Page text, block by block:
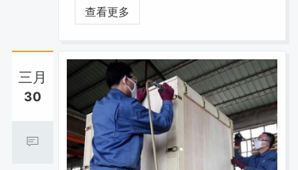
品通过模块化设计可实现100次以上重
复使用，目标客户为汽车零部件和精密
海外经销商达成初步代理意向。
查看更多
三月
30